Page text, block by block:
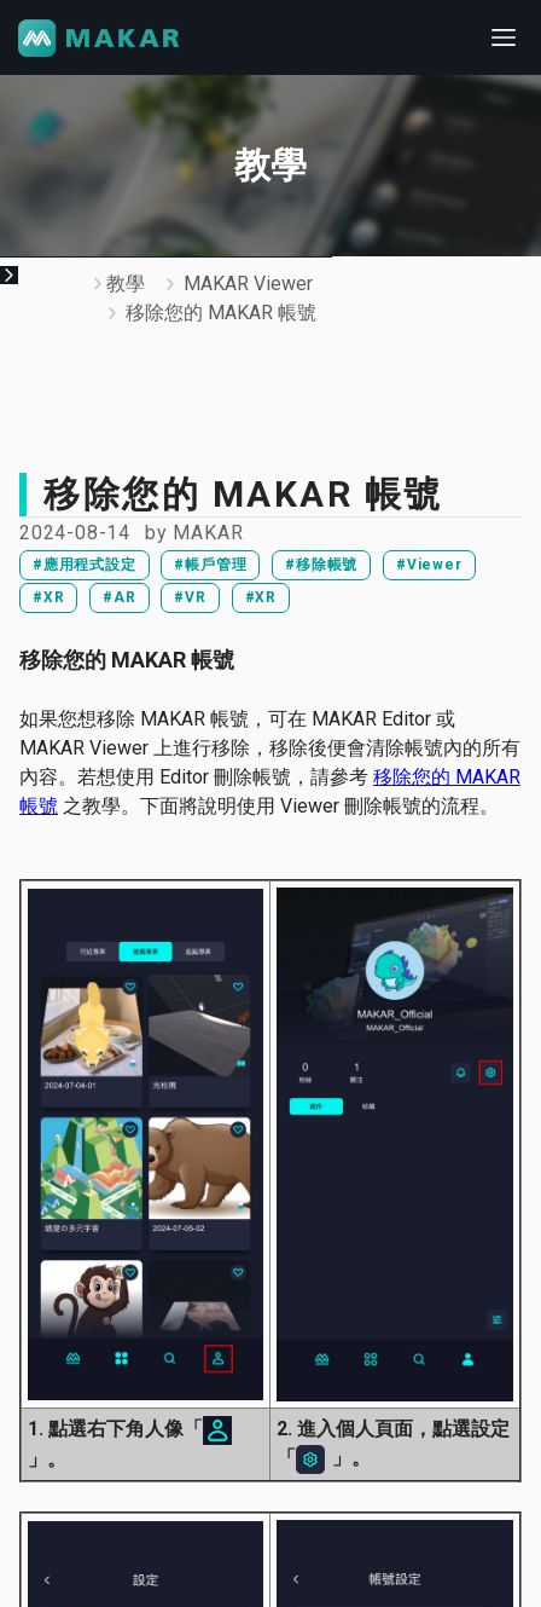
教學
教學
MAKAR Viewer
移除您的 MAKAR 帳號
移除您的 MAKAR 帳號
2024-08-14 by MAKAR
#應用程式設定 #帳戶管理 #移除帳號
#Viewer
#XR
#AR #VR #XR
移除您的 MAKAR 帳號
如果您想移除 MAKAR 帳號，可在 MAKAR Editor 或
MAKAR Viewer 上進行移除，移除後便會清除帳號內的所有
內容。若想使用 Editor 刪除帳號，請參考 移除您的 MAKAR
帳號 之教學。下面將說明使用 Viewer 刪除帳號的流程。
1. 點選右下角人像「
」。
2. 進入個人頁面，點選設定
「
」。